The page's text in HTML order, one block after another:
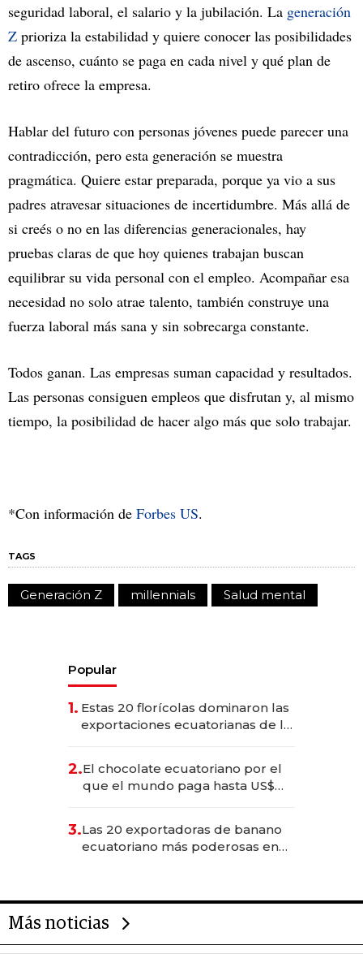
seguridad laboral, el salario y la jubilación. La generación
Z prioriza la estabilidad y quiere conocer las posibilidades
de ascenso, cuánto se paga en cada nivel y qué plan de
retiro ofrece la empresa.
Hablar del futuro con personas jóvenes puede parecer una
contradicción, pero esta generación se muestra
pragmática. Quiere estar preparada, porque ya vio a sus
padres atravesar situaciones de incertidumbre. Más allá de
si creés o no en las diferencias generacionales, hay
pruebas claras de que hoy quienes trabajan buscan
equilibrar su vida personal con el empleo. Acompañar esa
necesidad no solo atrae talento, también construye una
fuerza laboral más sana y sin sobrecarga constante.
Todos ganan. Las empresas suman capacidad y resultados.
Las personas consiguen empleos que disfrutan y, al mismo
tiempo, la posibilidad de hacer algo más que solo trabajar.
*Con información de Forbes US.
TAGS
Generación Z millennials Salud mental
Popular
1. Estas 20 florícolas dominaron las
exportaciones ecuatorianas de la
2.El chocolate ecuatoriano por el
que el mundo paga hasta US$
3.Las 20 exportadoras de banano
ecuatoriano más poderosas en
Más noticias